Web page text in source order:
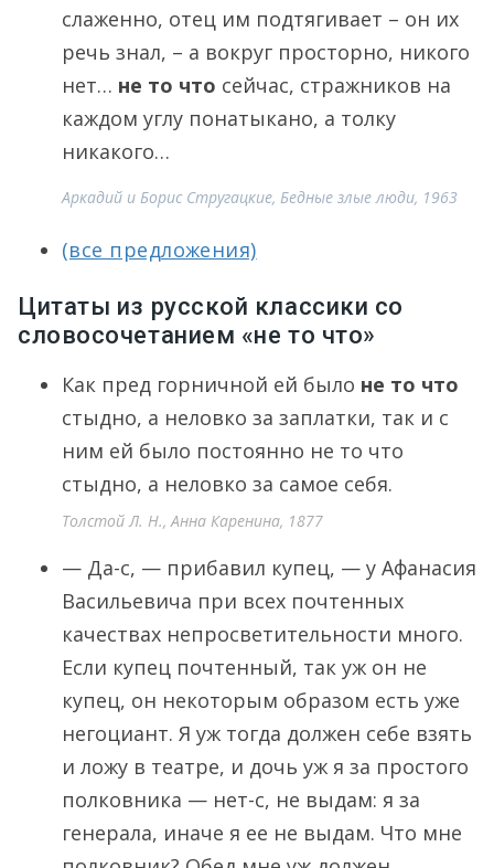
слаженно, отец им подтягивает – он их
речь знал, – а вокруг просторно, никого
нет… не то что сейчас, стражников на
каждом углу понатыкано, а толку
никакого…
Аркадий и Борис Стругацкие, Бедные злые люди, 1963
(все предложения)
Цитаты из русской классики со
словосочетанием «не то что»
Как пред горничной ей было не то что
стыдно, а неловко за заплатки, так и с
ним ей было постоянно не то что
стыдно, а неловко за самое себя.
Толстой Л. Н., Анна Каренина, 1877
— Да-с, — прибавил купец, — у Афанасия
Васильевича при всех почтенных
качествах непросветительности много.
Если купец почтенный, так уж он не
купец, он некоторым образом есть уже
негоциант. Я уж тогда должен себе взять
и ложу в театре, и дочь уж я за простого
полковника — нет-с, не выдам: я за
генерала, иначе я ее не выдам. Что мне